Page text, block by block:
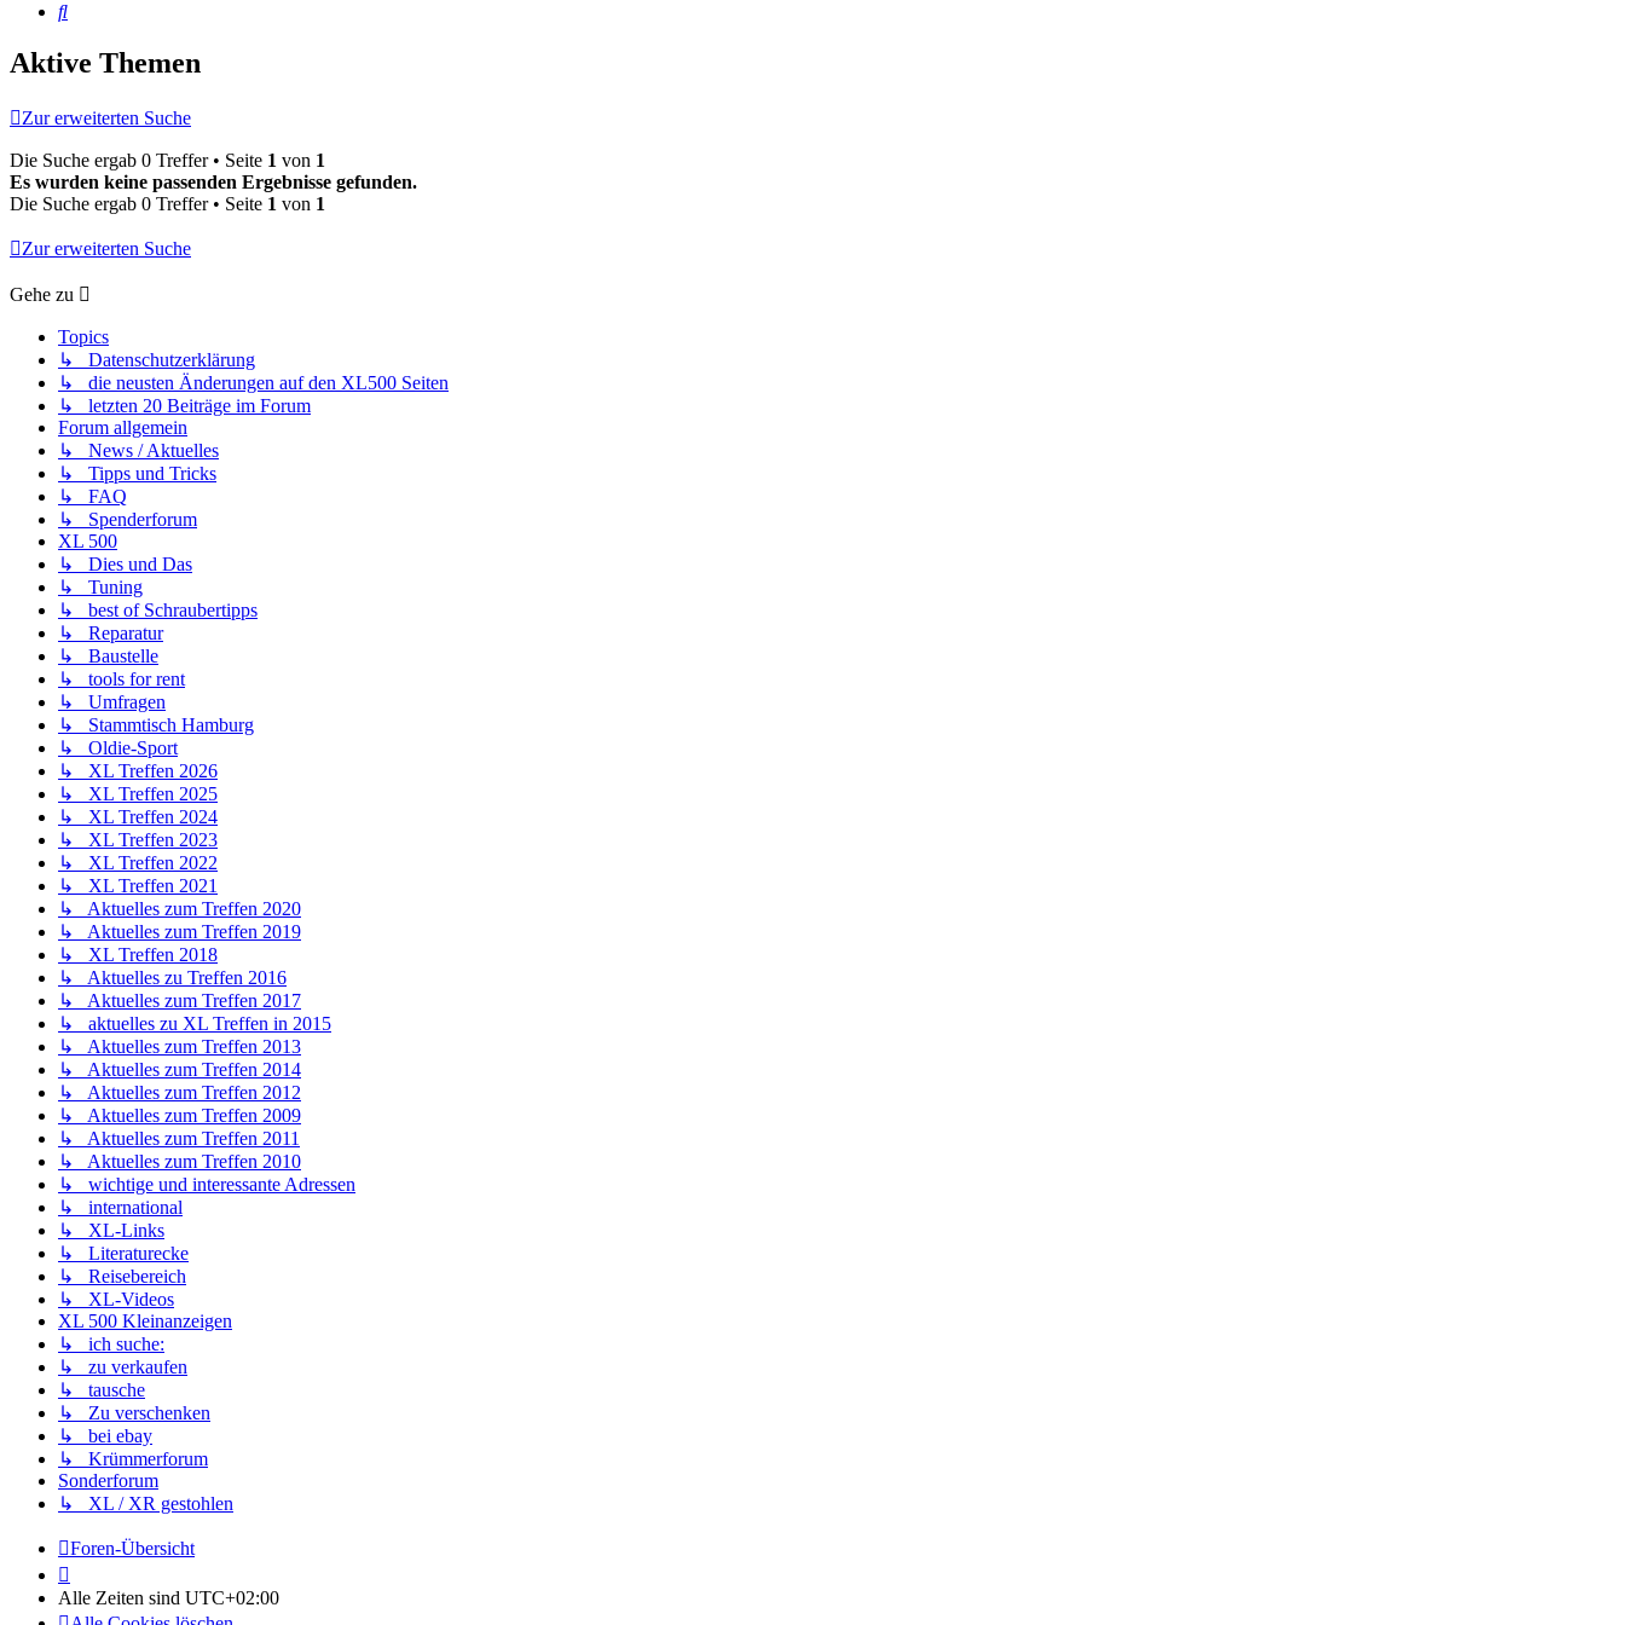
Suche
Aktive Themen
Zur erweiterten Suche
Die Suche ergab 0 Treffer • Seite 1 von 1
Es wurden keine passenden Ergebnisse gefunden.
Die Suche ergab 0 Treffer • Seite 1 von 1
Zur erweiterten Suche
Gehe zu
Topics
↳ Datenschutzerklärung
↳ die neusten Änderungen auf den XL500 Seiten
↳ letzten 20 Beiträge im Forum
Forum allgemein
↳ News / Aktuelles
↳ Tipps und Tricks
↳ FAQ
↳ Spenderforum
XL 500
↳ Dies und Das
↳ Tuning
↳ best of Schraubertipps
↳ Reparatur
↳ Baustelle
↳ tools for rent
↳ Umfragen
↳ Stammtisch Hamburg
↳ Oldie-Sport
↳ XL Treffen 2026
↳ XL Treffen 2025
↳ XL Treffen 2024
↳ XL Treffen 2023
↳ XL Treffen 2022
↳ XL Treffen 2021
↳ Aktuelles zum Treffen 2020
↳ Aktuelles zum Treffen 2019
↳ XL Treffen 2018
↳ Aktuelles zu Treffen 2016
↳ Aktuelles zum Treffen 2017
↳ aktuelles zu XL Treffen in 2015
↳ Aktuelles zum Treffen 2013
↳ Aktuelles zum Treffen 2014
↳ Aktuelles zum Treffen 2012
↳ Aktuelles zum Treffen 2009
↳ Aktuelles zum Treffen 2011
↳ Aktuelles zum Treffen 2010
↳ wichtige und interessante Adressen
↳ international
↳ XL-Links
↳ Literaturecke
↳ Reisebereich
↳ XL-Videos
XL 500 Kleinanzeigen
↳ ich suche:
↳ zu verkaufen
↳ tausche
↳ Zu verschenken
↳ bei ebay
↳ Krümmerforum
Sonderforum
↳ XL / XR gestohlen
Foren-Übersicht
Alle Zeiten sind UTC+02:00